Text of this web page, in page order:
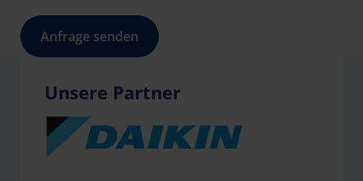
Anfrage senden
Unsere Partner